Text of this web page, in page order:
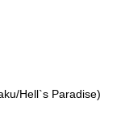
Hell`s Paradise)